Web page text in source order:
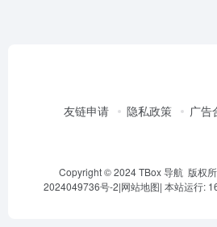
友链申请 隐私政策 广告
Copyright © 2024 TBox 导航 版权所
2024049736号-2|网站地图| 本站运行: